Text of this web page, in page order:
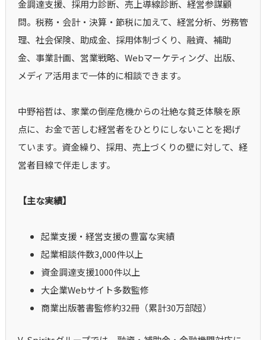
金調達支援、採用力診断、売上導線診断、経営参謀顧
問。税務・会計・決算・節税に加えて、経営分析、労務管
理、社会保険、助成金、採用体制づくり、融資、補助
金、事業計画、営業戦略、Webマーケティング、出版、
メディア活用まで一体的に相談できます。
中野裕哲は、家業の倒産危機からの壮絶な貧乏体験を原
点に、お金で苦しむ経営者をひとりにしないことを掲げ
ています。資金繰り、採用、売上づくりの壁に対して、経
営者目線で伴走します。
【主な実績】
起業支援・経営支援の豊富な実績
起業相談件数3,000件以上
資金調達支援1000件以上
大企業Webサイト多数監修
商業出版著書監修約32冊（累計30万部超）